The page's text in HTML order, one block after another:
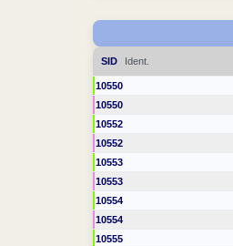
SID Ident.
10550
10550
10552
10552
10553
10553
10554
10554
10555